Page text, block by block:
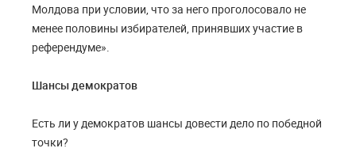
Молдова при условии, что за него проголосовало не
менее половины избирателей, принявших участие в
референдуме».
Шансы демократов
Есть ли у демократов шансы довести дело по победной
точки?